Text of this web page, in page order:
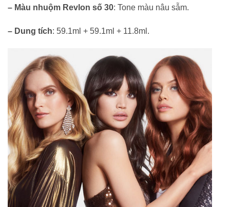
– Màu nhuộm Revlon số 30: Tone màu nâu sẫm.
– Dung tích: 59.1ml + 59.1ml + 11.8ml.